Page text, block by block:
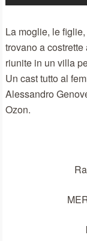
La moglie, le
trovano a
riunite in un villa
Un cast tutto al
Alessandro
Ozon.